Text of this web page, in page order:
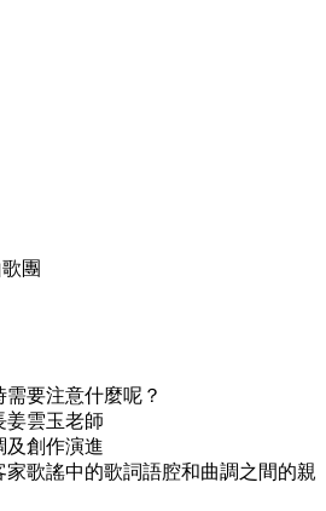
團
要注意什麼呢？
姜雲玉老師
及創作演進
歌謠中的歌詞語腔和曲調之間的親